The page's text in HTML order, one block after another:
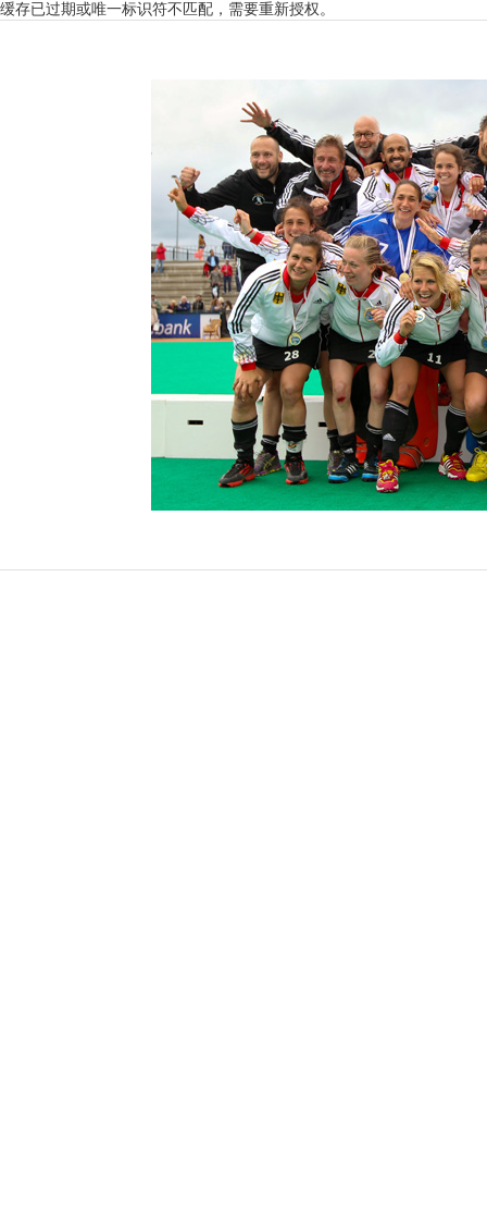
缓存已过期或唯一标识符不匹配，需要重新授权。